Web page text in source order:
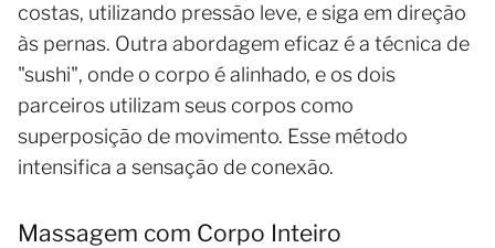
costas, utilizando pressão leve, e siga em direção
às pernas. Outra abordagem eficaz é a técnica de
"sushi", onde o corpo é alinhado, e os dois
parceiros utilizam seus corpos como
superposição de movimento. Esse método
intensifica a sensação de conexão.
Massagem com Corpo Inteiro